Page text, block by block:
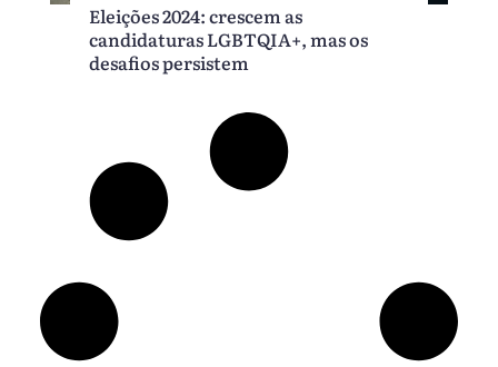
Eleições 2024: crescem as
candidaturas LGBTQIA+, mas os
desafios persistem